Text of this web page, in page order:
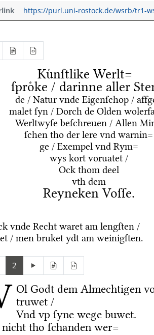
https://purl.uni-rostock.de/wsrb/tr1-
Kuͤnſtlike Werlt=
ſproͤke / darinne aller
de / Natur vnde Eigenſchop /
malet ſyn / Dorch de Olden
Werltwyſe beſchreuen / Allen
ſchen tho der lere vnd warnin=
ge / Exempel vnd Rym=
wys kort voruatet /
Ock thom deel
vth dem
Reyneken Voſſe.
vnde Recht waret am lengſten /
/ men bruket ydt am weinigſten.
2
Ol Godt dem Almechtigen
truwet /
Vnd vp ſyne wege buwet.
tho ſchanden wer=